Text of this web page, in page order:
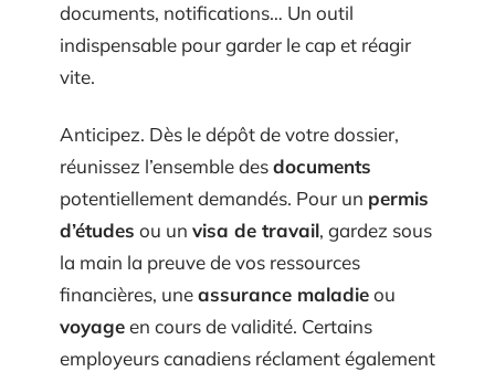
documents, notifications… Un outil
indispensable pour garder le cap et réagir
vite.
Anticipez. Dès le dépôt de votre dossier,
réunissez l’ensemble desdocuments
potentiellement demandés. Pour un permis
d’études ou un visa de travail, gardez sous
la main la preuve de vos ressources
financières, uneassurance maladieou
voyageen cours de validité. Certains
employeurs canadiens réclament également